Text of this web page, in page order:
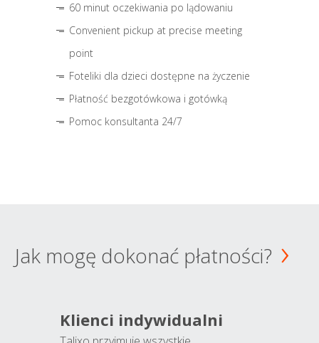
60 minut oczekiwania po lądowaniu
Convenient pickup at precise meeting
point
Foteliki dla dzieci dostępne na życzenie
Płatność bezgotówkowa i gotówką
Pomoc konsultanta 24/7
Jak mogę dokonać płatności?
Klienci indywidualni